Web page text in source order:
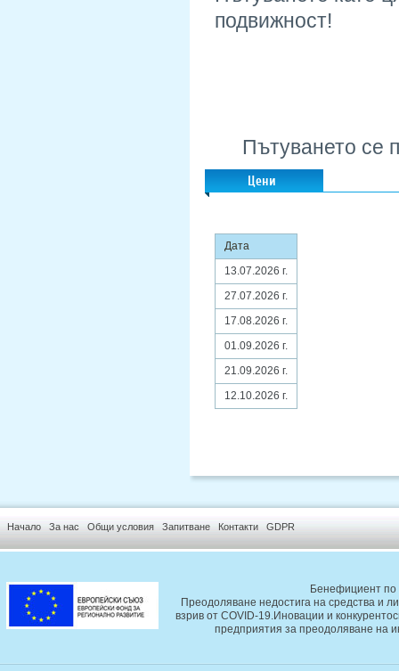
подвижност!
Пътуването се
Цени
Дата
13.07.2026 г.
27.07.2026 г.
17.08.2026 г.
01.09.2026 г.
21.09.2026 г.
12.10.2026 г.
Начало За нас Общи условия Запитване Контакти GDPR
Бенефициент по
Преодоляване недостига на средства и
взрив от COVID-19.Иновации и
предприятия за преодоляване на